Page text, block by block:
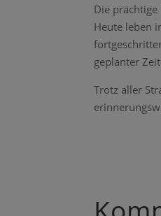
Die prächtige
Heute leben
geplanter
Trotz aller